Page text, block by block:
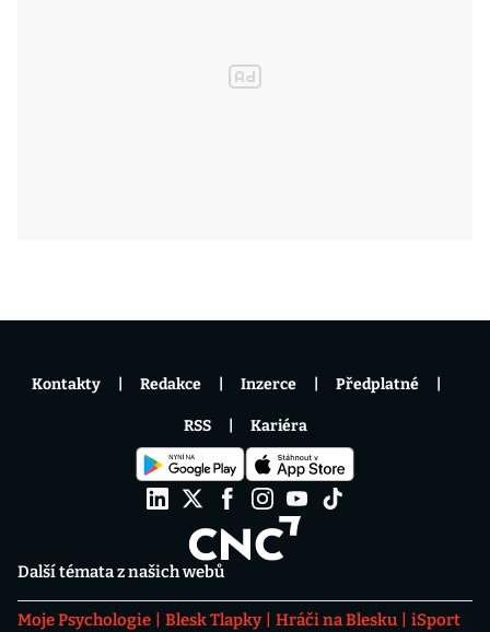
Další témata z našich webů
Moje Psychologie Blesk Tlapky Hráči na Blesku
iSport
Kontakty Redakce Inzerce Předplatné
RSS Kariéra